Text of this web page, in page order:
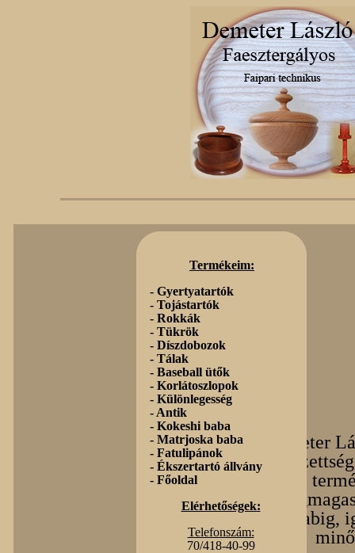
Demeter
darabig,
Termékeim:
- Gyertyatartók
- Tojástartók
- Rokkák
- Tükrök
- Díszdobozok
- Tálak
- Baseball ütők
- Korlátoszlopok
- Különlegesség
- Antik
- Kokeshi baba
- Matrjoska baba
- Fatulipánok
- Ékszertartó állvány
- Főoldal
Elérhetőségek:
Telefonszám:
70/418-40-99